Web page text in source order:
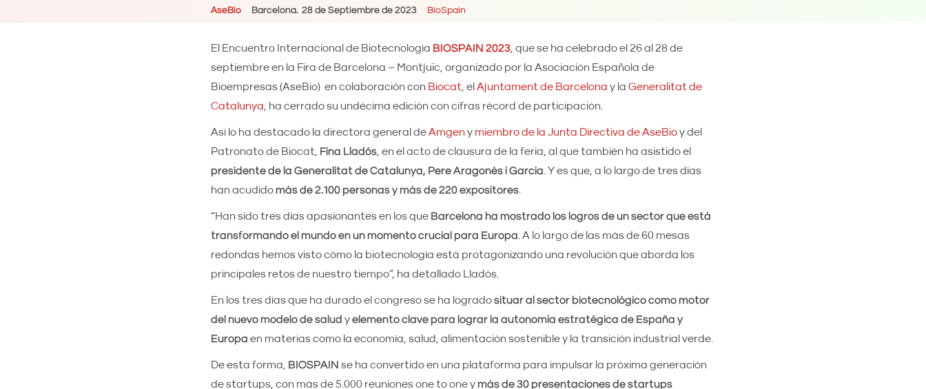
AseBio Barcelona 28 de Septiembre de 2023 BioSpain
El Encuentro Internacional de Biotecnología BIOSPAIN 2023, que se ha celebrado el 26 al 28 de
septiembre en la Fira de Barcelona – Montjuïc, organizado por la Asociación Española de
Bioempresas (AseBio) en colaboración con Biocat , el Ajuntament de Barcelona y la Generalitat de
Catalunya , ha cerrado su undécima edición con cifras récord de participación.
Así lo ha destacado la directora general deAmgen y miembro de la Junta Directiva de AseBioy del
Patronato de Biocat, Fina Lladós, en el acto de clausura de la feria, al que también ha asistido el
presidente de la Generalitat de Catalunya, Pere Aragonès i Garcia . Y es que, a lo largo de tres días
han acudidomás de 2.100 personas y más de 220 expositores.
“Han sido tres días apasionantes en los que Barcelona ha mostrado los logros de un sector que está
transformando el mundo en un momento crucial para Europa . A lo largo de las más de 60 mesas
redondas hemos visto cómo la biotecnología está protagonizando una revolución que aborda los
principales retos de nuestro tiempo”, ha detallado Lladós.
En los tres días que ha durado el congreso se ha logradosituar al sector biotecnológico como motor
del nuevo modelo de salud yelemento clave para lograr la autonomía estratégica de España y
Europa en materias como la economía, salud, alimentación sostenible y la transición industrial verde.
De esta forma, BIOSPAIN se ha convertido en una plataforma para impulsar la próxima generación
de startups, con más de 5.000 reuniones one to one ymás de 30 presentaciones de startups